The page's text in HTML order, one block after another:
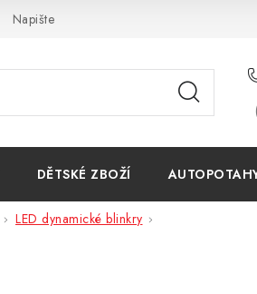
Napište nám
DĚTSKÉ ZBOŽÍ
LED dynamické blinkry